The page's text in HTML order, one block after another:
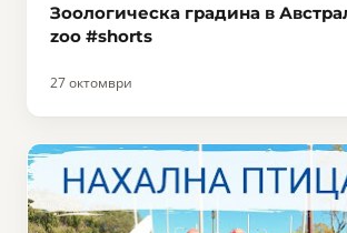
Зоологическа градина в
zoo #shorts
27 октомври